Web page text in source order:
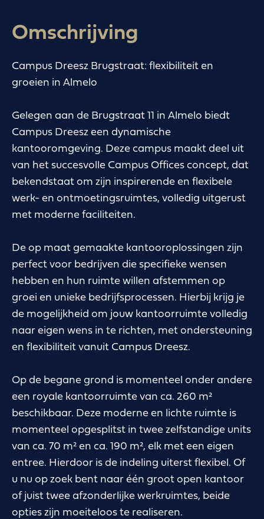
Omschrijving
Campus Dreesz Brugstraat: flexibiliteit en
groeien in Almelo
Gelegen aan de Brugstraat 11 in Almelo biedt
Campus Dreesz een dynamische
kantooromgeving. Deze campus maakt deel uit
van het succesvolle Campus Offices concept, dat
bekendstaat om zijn inspirerende en flexibele
werk- en ontmoetingsruimtes, volledig uitgerust
met moderne faciliteiten.
De op maat gemaakte kantooroplossingen zijn
perfect voor bedrijven die specifieke wensen
hebben en hun ruimte willen afstemmen op
groei en unieke bedrijfsprocessen. Hierbij krijg je
de mogelijkheid om jouw kantoorruimte volledig
naar eigen wens in te richten, met ondersteuning
en flexibiliteit vanuit Campus Dreesz.
Op de begane grond is momenteel onder andere
een royale kantoorruimte van ca. 260 m²
beschikbaar. Deze moderne en lichte ruimte is
momenteel opgesplitst in twee zelfstandige units
van ca. 70 m² en ca. 190 m², elk met een eigen
entree. Hierdoor is de indeling uiterst flexibel. Of
u nu op zoek bent naar één groot open kantoor
of juist twee afzonderlijke werkruimtes, beide
opties zijn moeiteloos te realiseren.